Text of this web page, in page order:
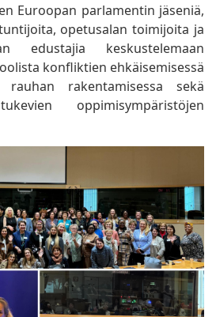
Euroopan parlamentin jäseniä,
opetusalan toimijoita ja
edustajia keskustelemaan
konfliktien ehkäisemisessä
rauhan rakentamisessa sekä
oppimisympäristöjen